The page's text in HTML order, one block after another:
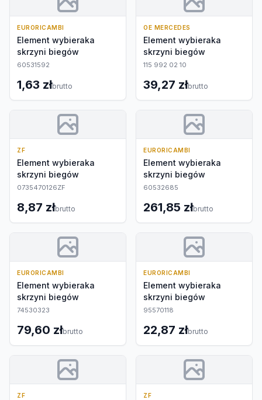
EURORICAMBI
Element wybieraka
skrzyni biegów
60531592
1,63 złbrutto
OE MERCEDES
Element wybieraka
skrzyni biegów
115 992 02 10
39,27 złbrutto
ZF
Element wybieraka
skrzyni biegów
0735470126ZF
8,87 złbrutto
EURORICAMBI
Element wybieraka
skrzyni biegów
60532685
261,85 złbrutto
EURORICAMBI
Element wybieraka
skrzyni biegów
74530323
79,60 złbrutto
EURORICAMBI
Element wybieraka
skrzyni biegów
95570118
22,87 złbrutto
ZF ZF